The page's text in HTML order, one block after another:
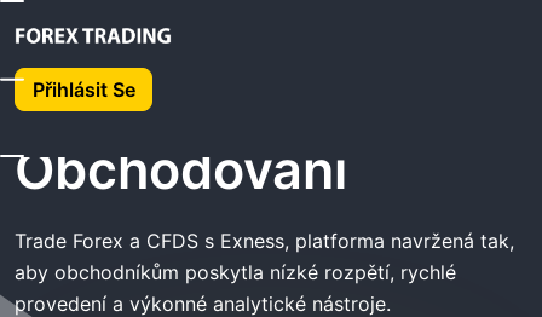
Přihlásit Se
Domů Exness Obchodování
Exness
Obchodování
Trade Forex a CFDS s Exness, platforma navržená tak,
aby obchodníkům poskytla nízké rozpětí, rychlé
provedení a výkonné analytické nástroje.